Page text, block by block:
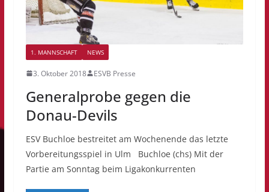
1. MANNSCHAFT NEWS
3. Oktober 2018 ESVB Presse
Generalprobe gegen die
Donau-Devils
ESV Buchloe bestreitet am Wochenende das letzte
Vorbereitungsspiel in Ulm Buchloe (chs) Mit der
Partie am Sonntag beim Ligakonkurrenten